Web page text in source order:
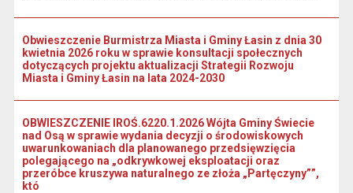
Obwieszczenie Burmistrza Miasta i Gminy Łasin z dnia 30
kwietnia 2026 roku w sprawie konsultacji społecznych
dotyczących projektu aktualizacji Strategii Rozwoju
Miasta i Gminy Łasin na lata 2024-2030
OBWIESZCZENIE IROŚ.6220.1.2026 Wójta Gminy Świecie
nad Osą w sprawie wydania decyzji o środowiskowych
uwarunkowaniach dla planowanego przedsięwzięcia
polegającego na „odkrywkowej eksploatacji oraz
przeróbce kruszywa naturalnego ze złoża „Partęczyny””,
któ